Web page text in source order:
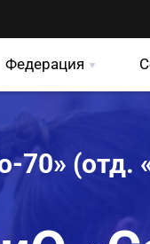
Федерация
70» (отд.